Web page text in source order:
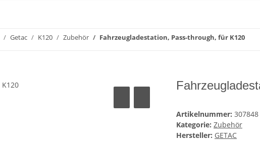
Getac K120 Zubehör Fahrzeugladestation, Pass-through, für K120
Artikelnummer: 307848
Kategorie: Zubehör
Hersteller: GETAC